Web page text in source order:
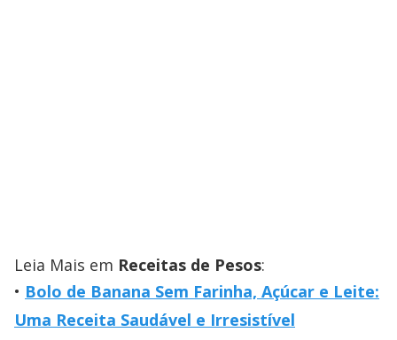
Leia Mais em Receitas de Pesos:
Bolo de Banana Sem Farinha, Açúcar e Leite:
Uma Receita Saudável e Irresistível